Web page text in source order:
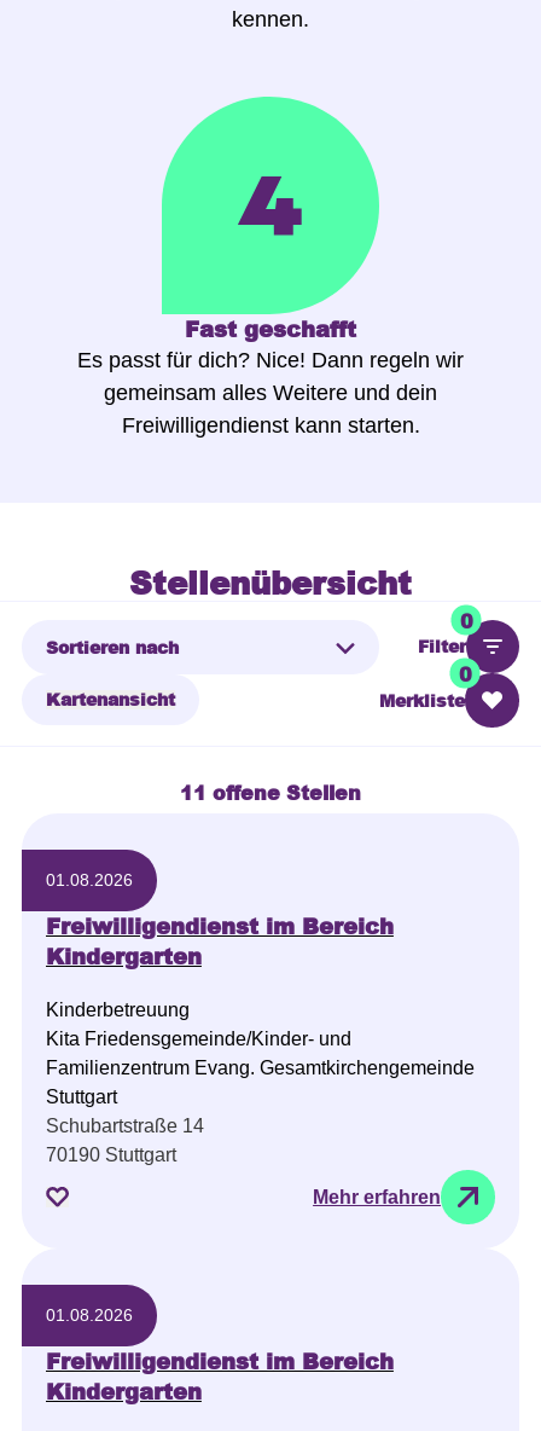
kennen.
Fast geschafft
Es passt für dich? Nice! Dann regeln wir
gemeinsam alles Weitere und dein
Freiwilligendienst kann starten.
Stellenübersicht
Kartenansicht
Filter
0
Merkliste
0
11 offene Stellen
01.08.2026
Freiwilligendienst im Bereich
Kindergarten
Kinderbetreuung
Kita Friedensgemeinde/Kinder- und
Familienzentrum Evang. Gesamtkirchengemeinde
Stuttgart
Schubartstraße 14
70190 Stuttgart
Mehr erfahren
01.08.2026
Freiwilligendienst im Bereich
Kindergarten